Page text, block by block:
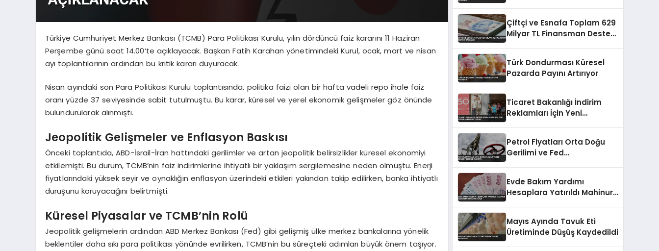
Türkiye Cumhuriyet Merkez Bankası (TCMB) Para Politikası Kurulu, yılın dördüncü faiz kararını 11 Haziran
Perşembe günü saat 14.00’te açıklayacak. Başkan Fatih Karahan yönetimindeki Kurul, ocak, mart ve nisan
ayı toplantılarının ardından bu kritik kararı duyuracak.
Nisan ayındaki son Para Politikası Kurulu toplantısında, politika faizi olan bir hafta vadeli repo ihale faiz
oranı yüzde 37 seviyesinde sabit tutulmuştu. Bu karar, küresel ve yerel ekonomik gelişmeler göz önünde
bulundurularak alınmıştı.
Jeopolitik Gelişmeler ve Enflasyon Baskısı
Önceki toplantıda, ABD-İsrail-İran hattındaki gerilimler ve artan jeopolitik belirsizlikler küresel ekonomiyi
etkilemişti. Bu durum, TCMB’nin faiz indirimlerine ihtiyatlı bir yaklaşım sergilemesine neden olmuştu. Enerji
fiyatlarındaki yüksek seyir ve oynaklığın enflasyon üzerindeki etkileri yakından takip edilirken, banka ihtiyatlı
duruşunu koruyacağını belirtmişti.
Küresel Piyasalar ve TCMB’nin Rolü
Jeopolitik gelişmelerin ardından ABD Merkez Bankası (Fed) gibi gelişmiş ülke merkez bankalarına yönelik
beklentiler daha sıkı para politikası yönünde evrilirken, TCMB’nin bu süreçteki adımları büyük önem taşıyor.
Çiftçi ve Esnafa Toplam 629
Milyar TL Finansman Desteği
Türk Dondurması Küresel
Pazarda Payını Artırıyor
Ticaret Bakanlığı İndirim
Reklamları İçin Yeni
Petrol Fiyatları Orta Doğu
Gerilimi ve Fed
Evde Bakım Yardımı
Hesaplara Yatırıldı Mahinur
Mayıs Ayında Tavuk Eti
Üretiminde Düşüş Kaydedildi